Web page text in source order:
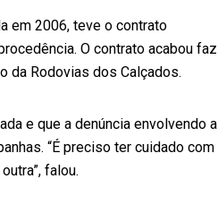
em 2006, teve o contrato
O contrato acabou faz
da Rodovias dos Calçados.
e que a denúncia envolvendo a
“É preciso ter cuidado com
falou.